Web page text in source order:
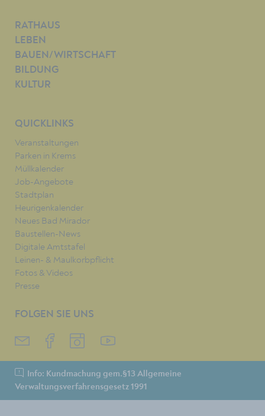
RATHAUS
LEBEN
BAUEN/WIRTSCHAFT
BILDUNG
KULTUR
QUICKLINKS
Veranstaltungen
Parken in Krems
Müllkalender
Job-Angebote
Stadtplan
Heurigenkalender
Neues Bad Mirador
Baustellen-News
Digitale Amtstafel
Leinen- & Maulkorbpflicht
Fotos & Videos
Presse
FOLGEN SIE UNS
Info: Kundmachung gem.§13 Allgemeine
Verwaltungsverfahrensgesetz 1991